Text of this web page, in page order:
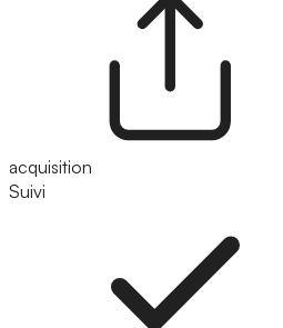
acquisition
Suivi